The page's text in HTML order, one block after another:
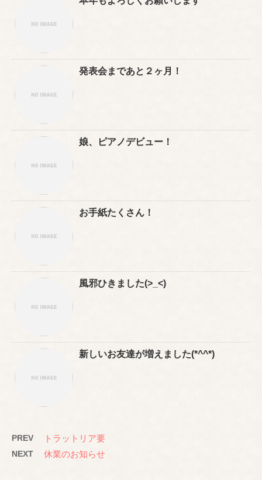
発表会まであと２ヶ月！
娘、ピアノデビュー！
お手紙たくさん！
風邪ひきました(>_<)
新しいお友達が増えました(*^^*)
PREV トラットリア要
NEXT 休業のお知らせ